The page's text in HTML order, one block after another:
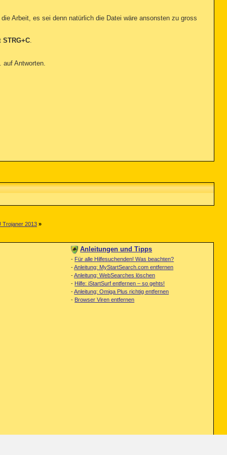
Arbeit, es sei denn natürlich die Datei wäre ansonsten zu gross
STRG+C
Antworten.
Trojaner 2013 »
Anleitungen und Tipps
- Für alle Hilfesuchenden! Was beachten?
-Anleitung: MyStartSearch.com entfernen
-Anleitung: WebSearches löschen
- Hilfe: iStartSurf entfernen – so gehts!
-Anleitung: Omiga Plus richtig entfernen
- Browser Viren entfernen